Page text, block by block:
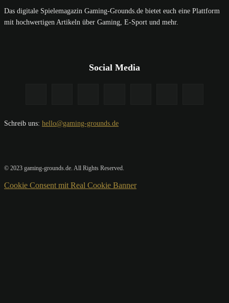
Das digitale Spielemagazin Gaming-Grounds.de bietet euch eine Plattform
mit hochwertigen Artikeln über Gaming, E-Sport und mehr.
Social Media
Schreib uns: hello@gaming-grounds.de
© 2023 gaming-grounds.de. All Rights Reserved.
Cookie Consent mit Real Cookie Banner